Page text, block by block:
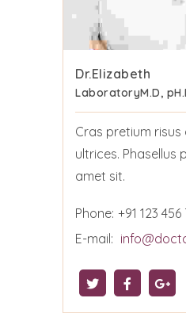
Dr.Elizabeth
LaboratoryM.D,
Cras pretium
ultrices. Phasellus
amet sit.
Phone: +91 123 456
E-mail: